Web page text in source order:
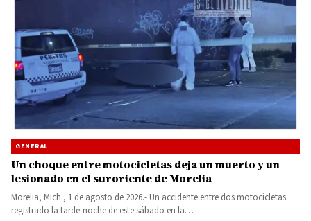
GENERAL
Un choque entre motocicletas deja un muerto y un
lesionado en el suroriente de Morelia
Morelia, Mich., 1 de agosto de 2026.- Un accidente entre dos motocicletas
registrado la tarde-noche de este sábado en la…